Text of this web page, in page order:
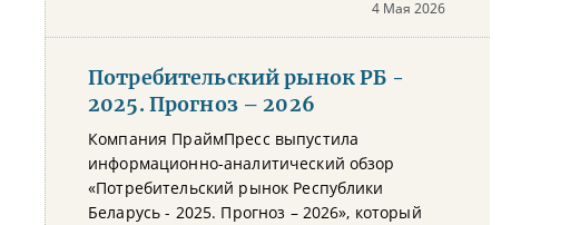
4 Мая 2026
Потребительский рынок РБ -
2025. Прогноз – 2026
Компания ПраймПресс выпустила
информационно-аналитический обзор
«Потребительский рынок Республики
Беларусь - 2025. Прогноз – 2026», который